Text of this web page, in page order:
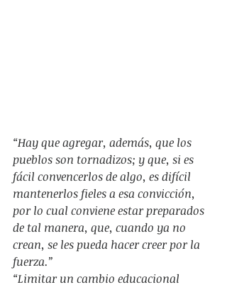
“Hay que agregar, además, que los
pueblos son tornadizos; y que, si es
fácil convencerlos de algo, es difícil
mantenerlos fieles a esa convicción,
por lo cual conviene estar preparados
de tal manera, que, cuando ya no
crean, se les pueda hacer creer por la
fuerza.”
“Limitar un cambio educacional